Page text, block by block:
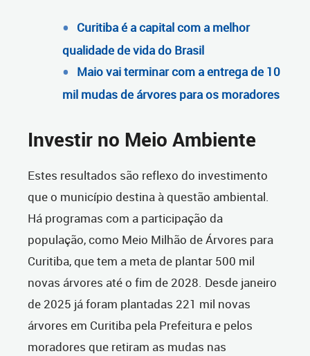
Curitiba é a capital com a melhor
qualidade de vida do Brasil
Maio vai terminar com a entrega de 10
mil mudas de árvores para os moradores
Investir no Meio Ambiente
Estes resultados são reflexo do investimento
que o município destina à questão ambiental.
Há programas com a participação da
população, como Meio Milhão de Árvores para
Curitiba, que tem a meta de plantar 500 mil
novas árvores até o fim de 2028. Desde janeiro
de 2025 já foram plantadas 221 mil novas
árvores em Curitiba pela Prefeitura e pelos
moradores que retiram as mudas nas